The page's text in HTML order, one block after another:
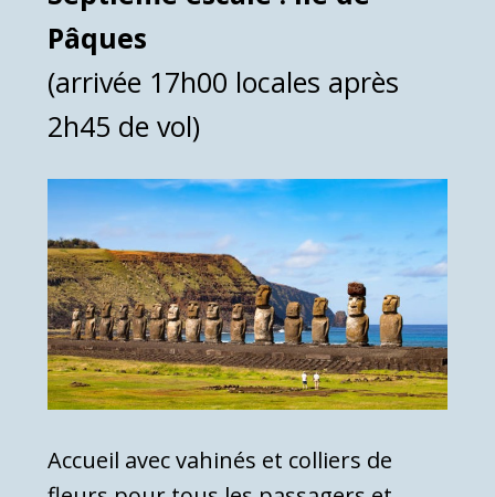
Pâques
(arrivée 17h00 locales après
2h45 de vol)
Accueil avec vahinés et colliers de